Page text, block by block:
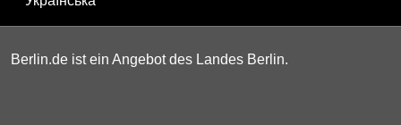
Berlin.de ist ein Angebot des Landes Berlin.